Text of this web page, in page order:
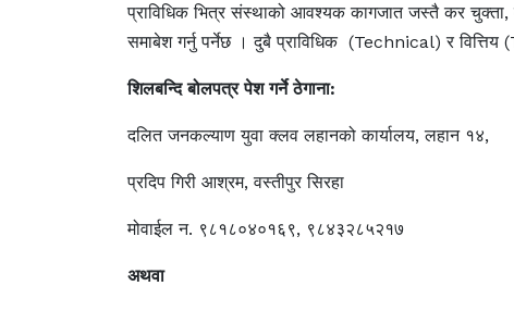
प्राविधिक भित्र संस्थाको आवश्यक कागजात जस्तै कर चुक्ता,
समाबेश गर्नु पर्नेछ । दुबै प्राविधिक (Technical) र
शिलबन्दि बोलपत्र पेश गर्ने ठेगाना:
दलित जनकल्याण युवा क्लव लहानको कार्यालय, लहान १४,
प्रदिप गिरी आश्रम, वस्तीपुर सिरहा
मोवाईल न. ९८१८०४०१६९, ९८४३२८५२१७
अथवा